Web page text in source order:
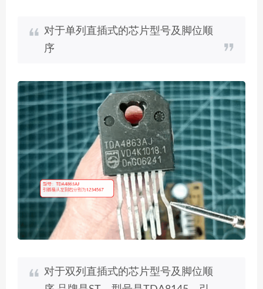
对于单列直插式的芯片型号及脚位顺
序
对于双列直插式的芯片型号及脚位顺